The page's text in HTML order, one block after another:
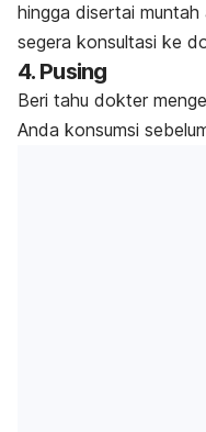
hingga disertai
segera konsultasi ke
4. Pusing
Beri tahu dokter
Anda konsumsi